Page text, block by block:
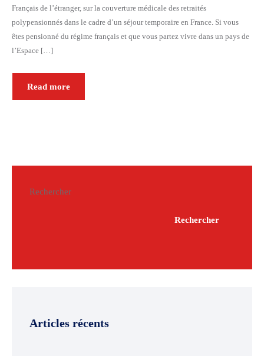
Français de l’étranger, sur la couverture médicale des retraités
polypensionnés dans le cadre d’un séjour temporaire en France. Si vous
êtes pensionné du régime français et que vous partez vivre dans un pays de
l’Espace […]
Read more
Rechercher
Rechercher
Articles récents